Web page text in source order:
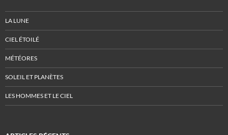
LA LUNE
CIEL ÉTOILÉ
MÉTÉORES
SOLEIL ET PLANÈTES
LES HOMMES ET LE CIEL